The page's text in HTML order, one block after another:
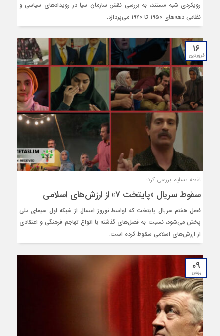
رویکردی شبه‌ مستند، به بررسی نقش سازمان سیا در رویدادهای سیاسی و
نظامی دهه‌های ۱۹۵۰ تا ۱۹۷۰ می‌پردازد.
۱۶
فروردین
نقطه تسلیم بررسی کرد:
سقوط سریال «پایتخت ۷» از ارزش‌های اسلامی
فصل هفتم سریال پایتخت که اواسط نوروز امسال از شبکه اول سیمای ملی
پخش می‌شود، نسبت به فصل‌های گذشته با انواع تهاجم فرهنگی و اعتقادی
از ارزش‌های اسلامی سقوط کرده است.
۰۹
بهمن